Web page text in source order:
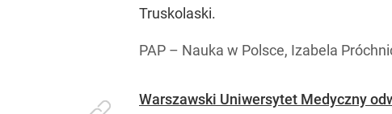
Truskolaski.
PAP – Nauka w Polsce, Izabela
Warszawski Uniwersytet Medyczny